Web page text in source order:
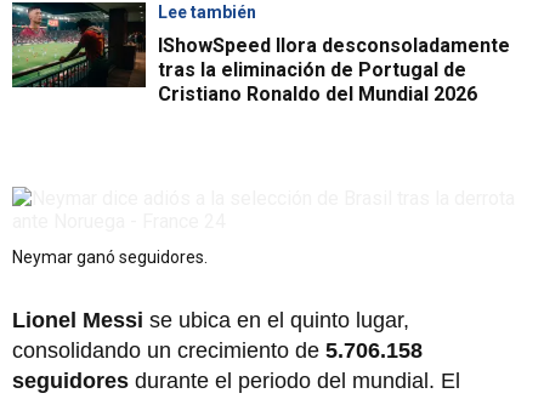
Lee también
IShowSpeed llora desconsoladamente
tras la eliminación de Portugal de
Cristiano Ronaldo del Mundial 2026
Neymar ganó seguidores.
Lionel Messi se ubica en el quinto lugar,
consolidando un crecimiento de 5.706.158
seguidores durante el periodo del mundial. El